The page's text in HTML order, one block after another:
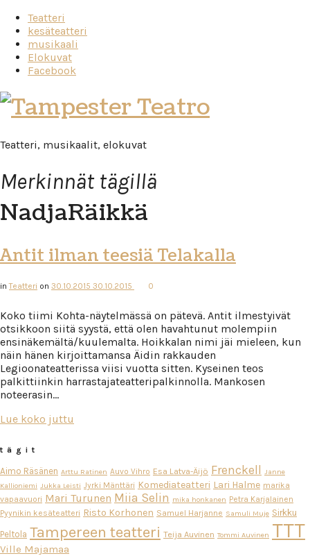
Teatteri
kesäteatteri
musikaali
Elokuvat
Facebook
Tampester
Teatro
Teatteri, musikaalit, elokuvat
Merkinnät tägillä
NadjaRäikkä
Antit ilman teesiä Telakalla
inTeatteri on 30.10.2015 30.10.2015 0
Koko tiimi Kohta-näytelmässä on pätevä. Antit ilmestyivät
otsikkoon siitä syystä, että olen havahtunut molempiin
ensinäkemältä/kuulemalta. Hoikkalan nimi jäi mieleen, kun
näin hänen kirjoittamansa Äidin rakkauden
Legioonateatterissa viisi vuotta sitten. Kyseinen teos
palkittiinkin harrastajateatteripalkinnolla. Mankosen
noteerasin…
Lue koko juttu
tägit
Aimo Räsänen Arttu Ratinen Auvo Vihro Esa Latva-Äijö Frenckell Janne
Kallioniemi Jukka Leisti Jyrki Mänttäri Komediateatteri Lari Halme marika
vapaavuori Mari Turunen Miia Selin mika honkanen Petra Karjalainen
Pyynikin kesäteatteri Risto Korhonen Samuel Harjanne Samuli Muje Sirkku
Peltola Tampereen teatteri Teija Auvinen Tommi Auvinen TTT
Ville Majamaa